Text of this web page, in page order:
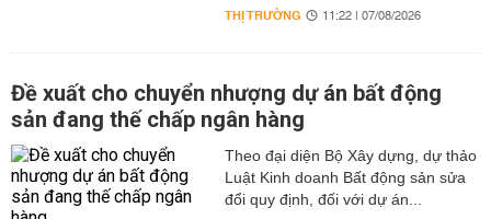
THỊ TRƯỜNG 11:22 | 07/08/2026
Đề xuất cho chuyển nhượng dự án bất động
sản đang thế chấp ngân hàng
Theo đại diện Bộ Xây dựng, dự thảo
Luật Kinh doanh Bất động sản sửa
đổi quy định, đối với dự án...